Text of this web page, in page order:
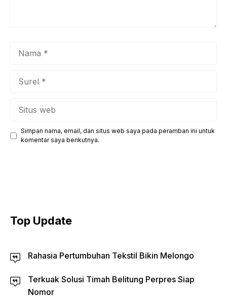
Simpan nama, email, dan situs web saya pada peramban ini untuk
komentar saya berikutnya.
Top Update
Rahasia Pertumbuhan Tekstil Bikin Melongo
Terkuak Solusi Timah Belitung Perpres Siap
Nomor